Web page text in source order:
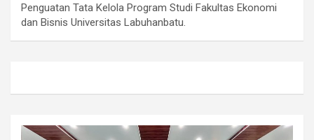
Penguatan Tata Kelola Program Studi Fakultas Ekonomi
dan Bisnis Universitas Labuhanbatu.